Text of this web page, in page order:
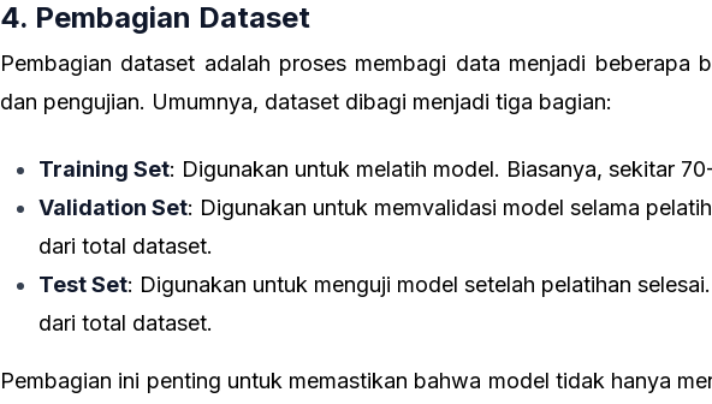
4. Pembagian Dataset
Pembagian dataset adalah proses membagi data menjadi beberapa
dan pengujian. Umumnya, dataset dibagi menjadi tiga bagian:
Training Set: Digunakan untuk melatih model. Biasanya, sekitar
Validation Set: Digunakan untuk memvalidasi model selama
dari total dataset.
Test Set: Digunakan untuk menguji model setelah pelatihan
dari total dataset.
Pembagian ini penting untuk memastikan bahwa model tidak hanya